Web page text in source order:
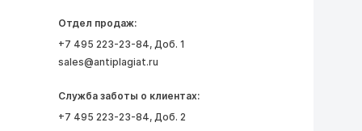
Отдел продаж:
+7 495 223-23-84, Доб. 1
sales@antiplagiat.ru
Служба заботы о клиентах:
+7 495 223-23-84, Доб. 2